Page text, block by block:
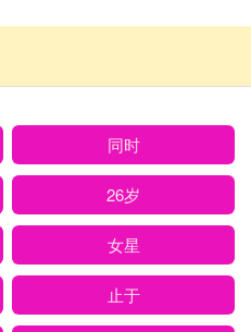
同时
26岁
女星
止于